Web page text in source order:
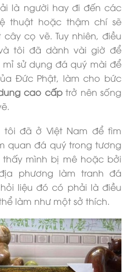
là người hay đi đến các
thuật hoặc thậm chí sẽ
cọ vẽ. Tuy nhiên, điều
tôi đã dành vài giờ để
mỉ sử dụng đá quý mài để
Đức Phật, làm cho bức
cao cấptrở nên sống
tôi đã ở Việt Nam để tìm
quan đá quý trong tương
mình bị mê hoặc bởi
phương làm tranh đá
liệu đó có phải là điều
làm như một sở thích.